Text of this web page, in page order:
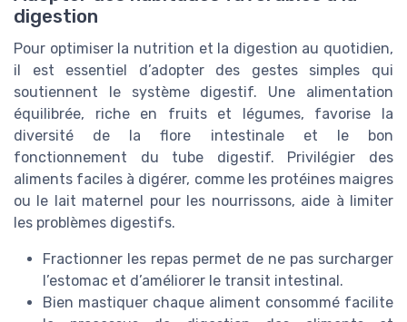
digestion
Pour optimiser la nutrition et la digestion au quotidien,
il est essentiel d’adopter des gestes simples qui
soutiennent le système digestif. Une alimentation
équilibrée, riche en fruits et légumes, favorise la
diversité de la flore intestinale et le bon
fonctionnement du tube digestif. Privilégier des
aliments faciles à digérer, comme les protéines maigres
ou le lait maternel pour les nourrissons, aide à limiter
les problèmes digestifs.
Fractionner les repas permet de ne pas surcharger
l’estomac et d’améliorer le transit intestinal.
Bien mastiquer chaque aliment consommé facilite